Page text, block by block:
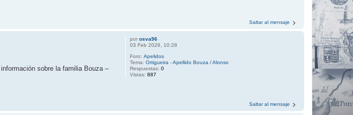
Saltar al mensaje
porosva96
03 Feb 2026, 10:28
Foro:Apelidos
Tema:Ortigueira - Apellido Bouza / Alonso
Respuestas:0
Vistas:887
sobre la familia Bouza –
Saltar al mensaje